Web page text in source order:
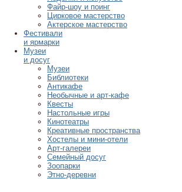
Файр-шоу и поинг
Цирковое мастерство
Актерское мастерство
Фестивали
и ярмарки
Музеи
и досуг
Музеи
Библиотеки
Антикафе
Необычные и арт-кафе
Квесты
Настольные игры
Кинотеатры
Креативные пространства
Хостелы и мини-отели
Арт-галереи
Семейный досуг
Зоопарки
Этно-деревни